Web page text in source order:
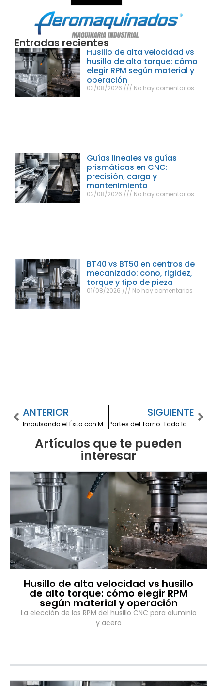
Entradas recientes
Husillo de alta velocidad vs
husillo de alto torque: cómo
elegir RPM según material y
operación
03/08/2026 No hay comentarios
Guías lineales vs guías
prismáticas en CNC:
precisión, carga y
mantenimiento
02/08/2026 No hay comentarios
BT40 vs BT50 en centros de
mecanizado: cono, rigidez,
torque y tipo de pieza
01/08/2026 No hay comentarios
ANTERIOR
Impulsando el Éxito con Maquinaria y Equipo: Una Inversión Estratégica
SIGUIENTE
Partes del Torno: Todo lo que tienes que saber
Artículos que te pueden
interesar
Husillo de alta velocidad vs husillo
de alto torque: cómo elegir RPM
según material y operación
La elección de las RPM del husillo CNC para aluminio
y acero